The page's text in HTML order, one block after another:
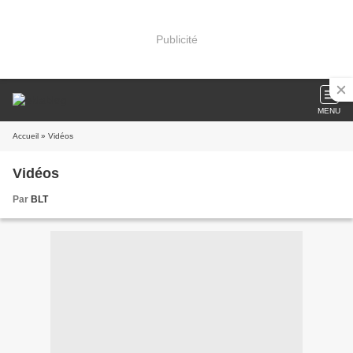
Publicité
MENU
Accueil » Vidéos
Vidéos
Par BLT